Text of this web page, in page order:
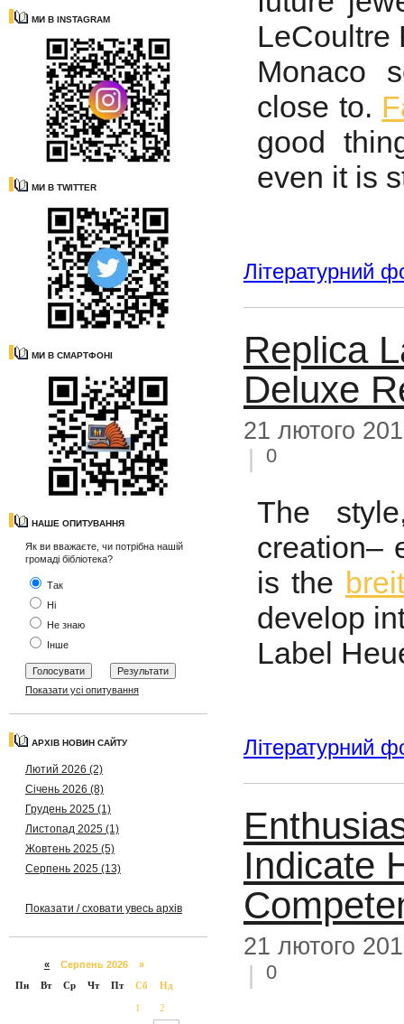
МИ В INSTAGRAM
МИ В TWITTER
МИ В СМАРТФОНІ
НАШЕ ОПИТУВАННЯ
Як ви вважаєте, чи потрібна нашій
громаді бібліотека?
Так
Ні
Не знаю
Інше
Показати усі опитування
АРХІВ НОВИН САЙТУ
Лютий 2026 (2)
Січень 2026 (8)
Грудень 2025 (1)
Листопад 2025 (1)
Жовтень 2025 (5)
Серпень 2025 (13)
Показати / сховати увесь архів
« Серпень 2026 »
Пн
Вт Ср Чт Пт Сб Нд
1 2
LeCoultre
Monaco
close to.
good
even it is
Літературний
Replica
Deluxe
21 лютого
0
The
creation–
is the
develop
Label
Літературний
Indicate
21 лютого
0